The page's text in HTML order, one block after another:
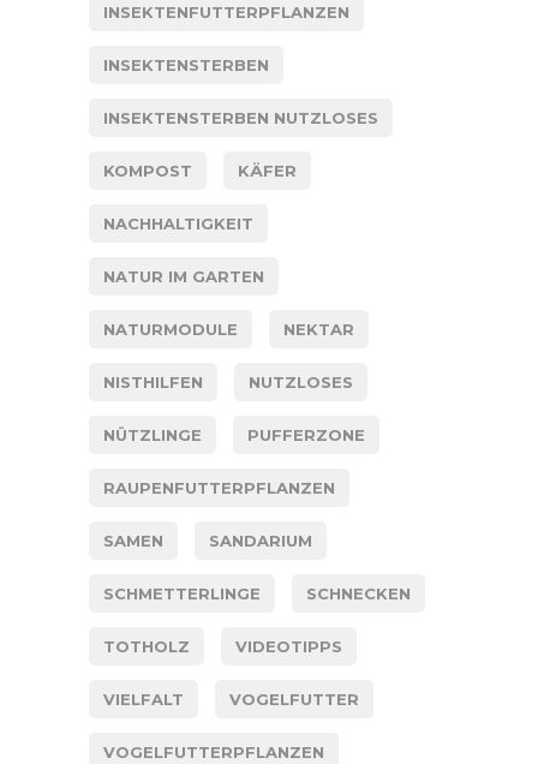
INSEKTENFUTTERPFLANZEN
INSEKTENSTERBEN
INSEKTENSTERBEN NUTZLOSES
KOMPOST KÄFER
NACHHALTIGKEIT
NATUR IM GARTEN
NATURMODULE NEKTAR
NISTHILFEN NUTZLOSES
NÜTZLINGE PUFFERZONE
RAUPENFUTTERPFLANZEN
SAMEN SANDARIUM
SCHMETTERLINGE SCHNECKEN
TOTHOLZ VIDEOTIPPS
VIELFALT VOGELFUTTER
VOGELFUTTERPFLANZEN